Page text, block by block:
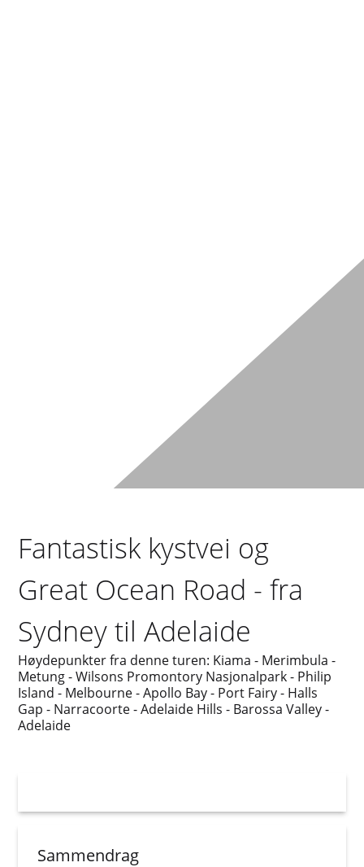
Fantastisk kystvei og
Great Ocean Road - fra
Sydney til Adelaide
Høydepunkter fra denne turen: Kiama - Merimbula -
Metung - Wilsons Promontory Nasjonalpark - Philip
Island - Melbourne - Apollo Bay - Port Fairy - Halls
Gap - Narracoorte - Adelaide Hills - Barossa Valley -
Adelaide
Sammendrag